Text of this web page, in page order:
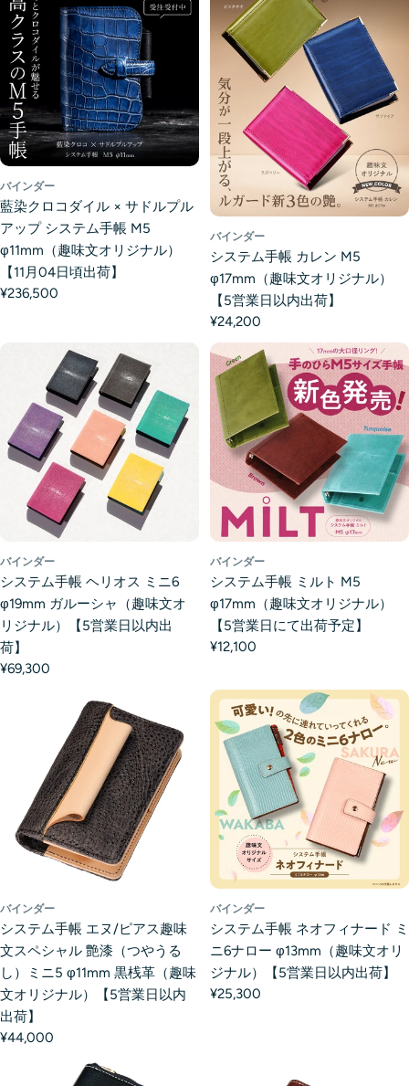
バインダー
藍染クロコダイル × サドルプル
アップ システム手帳 M5
φ11mm（趣味文オリジナル）
【11月04日頃出荷】
¥236,500
バインダー
システム手帳 カレン M5
φ17mm（趣味文オリジナル）
【5営業日以内出荷】
¥24,200
バインダー
システム手帳 ヘリオス ミニ6
φ19mm ガルーシャ（趣味文オ
リジナル）【5営業日以内出
荷】
¥69,300
バインダー
システム手帳 ミルト M5
φ17mm（趣味文オリジナル）
【5営業日にて出荷予定】
¥12,100
バインダー
システム手帳 エヌ/ピアス趣味
文スペシャル 艶漆（つやうる
し）ミニ5 φ11mm 黒桟革（趣味
文オリジナル）【5営業日以内
出荷】
¥44,000
バインダー
システム手帳 ネオフィナード ミ
ニ6ナロー φ13mm（趣味文オリ
ジナル）【5営業日以内出荷】
¥25,300